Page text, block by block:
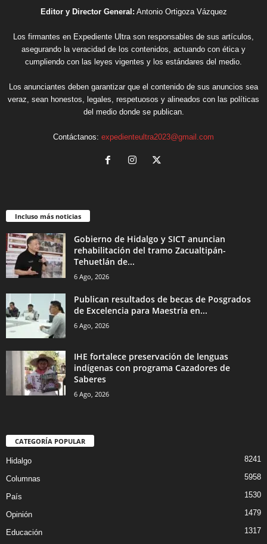
Editor y Director General: Antonio Ortigoza Vázquez
Los firmantes en Expediente Ultra son responsables de sus artículos,
asegurando la veracidad de los contenidos, actuando con ética y
cumpliendo con las leyes vigentes y los estándares del medio.
Los anunciantes deben garantizar que el contenido de sus anuncios sea
veraz, sean honestos, legales, respetuosos y alineados con las políticas
del medio donde se publican.
Contáctanos: expedienteultra2023@gmail.com
Incluso más noticias
Gobierno de Hidalgo y SICT anuncian
rehabilitación del tramo Zacualtipán-
Tehuetlán de...
6 Ago, 2026
Publican resultados de becas de Posgrados
de Excelencia para Maestría en...
6 Ago, 2026
IHE fortalece preservación de lenguas
indígenas con programa Cazadores de
Saberes
6 Ago, 2026
CATEGORÍA POPULAR
Hidalgo 8241
Columnas 5958
País 1530
Opinión 1479
Educación 1317